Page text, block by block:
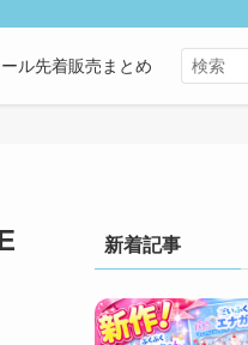
ル先着販売まとめ
新着記事